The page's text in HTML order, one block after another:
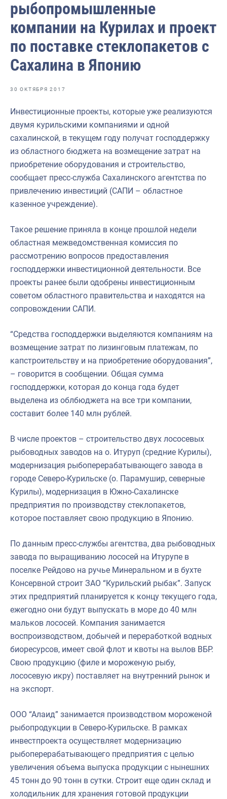
Отраслевые СМИ
Выставки и конференции
Научно-практическая литература
Рыбоохрана России
Большая африканская экспедиция
Укрепление духовно-нравственных ценностей
События в России и мире
рыбопромышленные
компании на Курилах и проект
по поставке стеклопакетов с
Сахалина в Японию
30 ОКТЯБРЯ 2017
Инвестиционные проекты, которые уже реализуются
двумя курильскими компаниями и одной
сахалинской, в текущем году получат господдержку
из областного бюджета на возмещение затрат на
приобретение оборудования и строительство,
сообщает пресс-служба Сахалинского агентства по
привлечению инвестиций (САПИ – областное
казенное учреждение).
Такое решение приняла в конце прошлой недели
областная межведомственная комиссия по
рассмотрению вопросов предоставления
господдержки инвестиционной деятельности. Все
проекты ранее были одобрены инвестиционным
советом областного правительства и находятся на
сопровождении САПИ.
“Средства господдержки выделяются компаниям на
возмещение затрат по лизинговым платежам, по
капстроительству и на приобретение оборудования”,
– говорится в сообщении. Общая сумма
господдержки, которая до конца года будет
выделена из облбюджета на все три компании,
составит более 140 млн рублей.
В числе проектов – строительство двух лососевых
рыбоводных заводов на о. Итуруп (средние Курилы),
модернизация рыбоперерабатывающего завода в
городе Северо-Курильске (о. Парамушир, северные
Курилы), модернизация в Южно-Сахалинске
предприятия по производству стеклопакетов,
которое поставляет свою продукцию в Японию.
По данным пресс-службы агентства, два рыбоводных
завода по выращиванию лососей на Итурупе в
поселке Рейдово на ручье Минеральном и в бухте
Консервной строит ЗАО “Курильский рыбак”. Запуск
этих предприятий планируется к концу текущего года,
ежегодно они будут выпускать в море до 40 млн
мальков лососей. Компания занимается
воспроизводством, добычей и переработкой водных
биоресурсов, имеет свой флот и квоты на вылов ВБР.
Свою продукцию (филе и мороженую рыбу,
лососевую икру) поставляет на внутренний рынок и
на экспорт.
ООО “Алаид” занимается производством мороженой
рыбопродукции в Северо-Курильске. В рамках
инвестпроекта осуществляет модернизацию
рыбоперерабатывающего предприятия с целью
увеличения объема выпуска продукции с нынешних
45 тонн до 90 тонн в сутки. Строит еще один склад и
холодильник для хранения готовой продукции